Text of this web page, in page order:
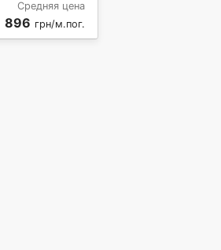
Средняя цена
896 грн/м.пог.